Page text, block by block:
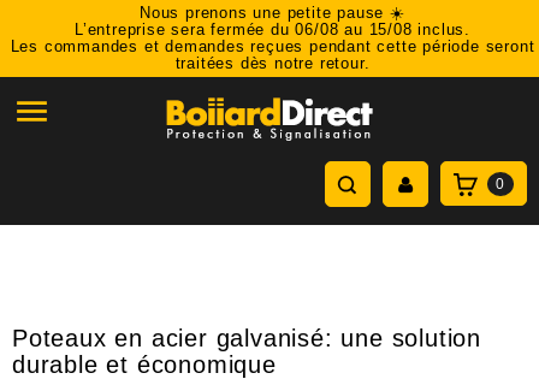
Nous prenons une petite pause ☀️
L’entreprise sera fermée du 06/08 au 15/08 inclus.
Les commandes et demandes reçues pendant cette période seront
traitées dès notre retour.

0
Poteaux en acier galvanisé: une solution
durable et économique